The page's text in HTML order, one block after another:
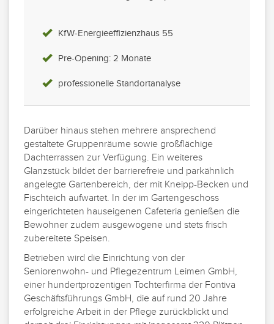
KfW-Energieeffizienzhaus 55
Pre-Opening: 2 Monate
professionelle Standortanalyse
Darüber hinaus stehen mehrere ansprechend
gestaltete Gruppenräume sowie großflächige
Dachterrassen zur Verfügung. Ein weiteres
Glanzstück bildet der barrierefreie und parkähnlich
angelegte Gartenbereich, der mit Kneipp-Becken und
Fischteich aufwartet. In der im Gartengeschoss
eingerichteten hauseigenen Cafeteria genießen die
Bewohner zudem ausgewogene und stets frisch
zubereitete Speisen.
Betrieben wird die Einrichtung von der
Seniorenwohn- und Pflegezentrum Leimen GmbH,
einer hundertprozentigen Tochterfirma der Fontiva
Geschäftsführungs GmbH, die auf rund 20 Jahre
erfolgreiche Arbeit in der Pflege zurückblickt und